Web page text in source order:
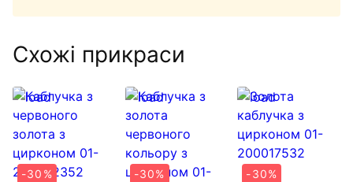
Схожі прикраси
-30%
-30%
-30%